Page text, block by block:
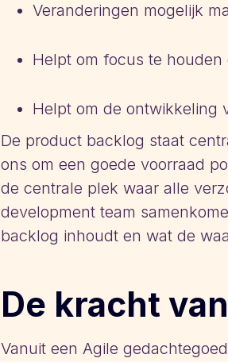
Veranderingen mogelijk
Helpt om focus te
Helpt om de ontwikkeling
De product backlog staat
ons om een goede voorraad
de centrale plek waar alle
development team
backlog inhoudt en wat de
De kracht
Vanuit een Agile